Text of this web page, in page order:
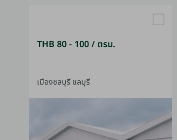
THB 80 - 100 / ตรม.
เมืองชลบุรี ชลบุรี